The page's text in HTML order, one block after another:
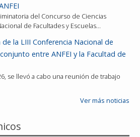
del Concurso de Ciencias
de Facultades y Escuelas…
la LIII Conferencia Nacional de
entre ANFEI y la Facultad de
se llevó a cabo una reunión de trabajo
Ver más noticias